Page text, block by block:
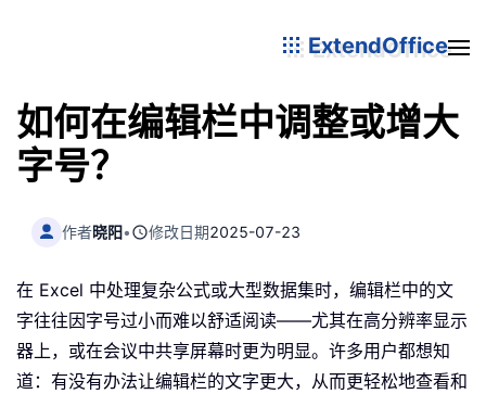
ExtendOffice
如何在编辑栏中调整或增大
字号？
作者晓阳• 修改日期2025-07-23
在 Excel 中处理复杂公式或大型数据集时，编辑栏中的文
字往往因字号过小而难以舒适阅读——尤其在高分辨率显示
器上，或在会议中共享屏幕时更为明显。许多用户都想知
道：有没有办法让编辑栏的文字更大，从而更轻松地查看和